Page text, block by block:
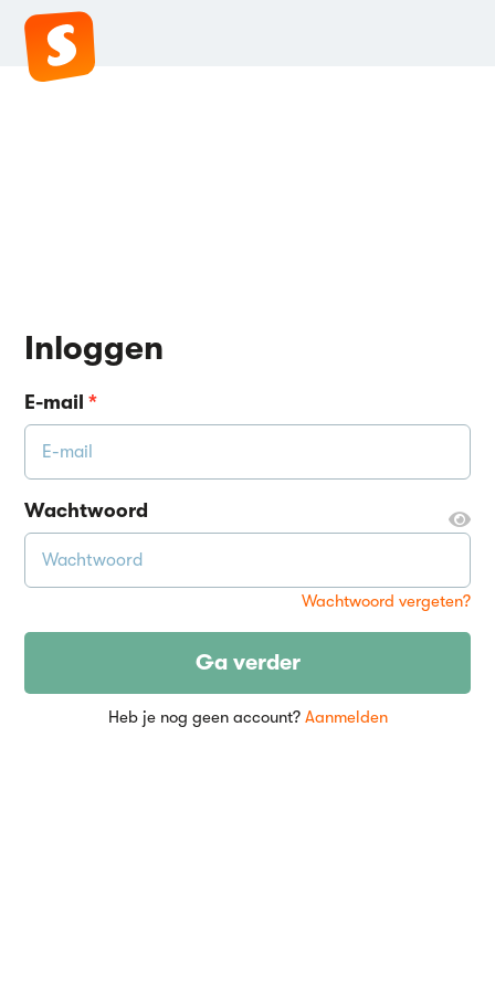
Inloggen
E-mail*
Wachtwoord
Wachtwoord vergeten?
Ga verder
Heb je nog geen account? Aanmelden